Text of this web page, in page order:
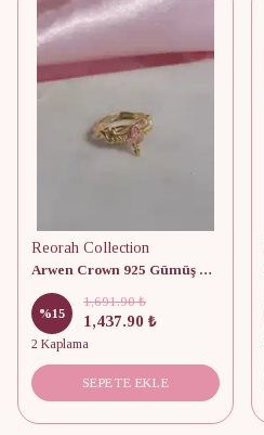
Reorah Collection
Arwen Crown 925 Gümüş Yüzük
%15
1,691.90 ₺
1,437.90 ₺
2 Kaplama
SEPETE EKLE